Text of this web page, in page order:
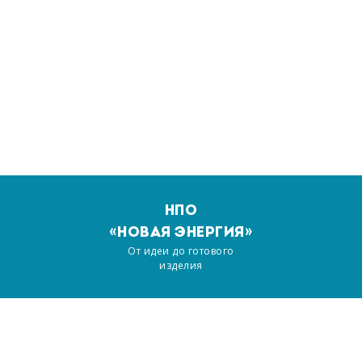
НПО
«НОВАЯ ЭНЕРГИЯ»
От идеи до готового
изделия